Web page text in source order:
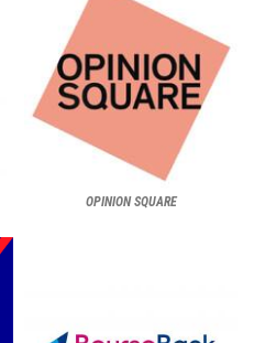
OPINION SQUARE